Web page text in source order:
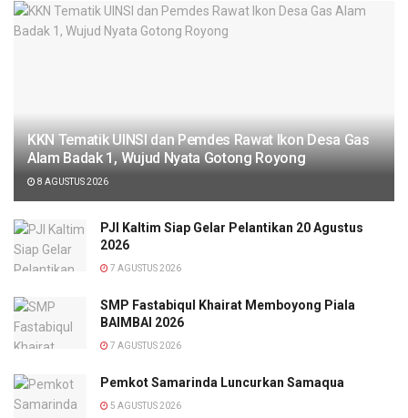
KKN Tematik UINSI dan Pemdes Rawat Ikon Desa Gas
Alam Badak 1, Wujud Nyata Gotong Royong
8 AGUSTUS 2026
PJI Kaltim Siap Gelar Pelantikan 20 Agustus
2026
7 AGUSTUS 2026
SMP Fastabiqul Khairat Memboyong Piala
BAIMBAI 2026
7 AGUSTUS 2026
Pemkot Samarinda Luncurkan Samaqua
5 AGUSTUS 2026